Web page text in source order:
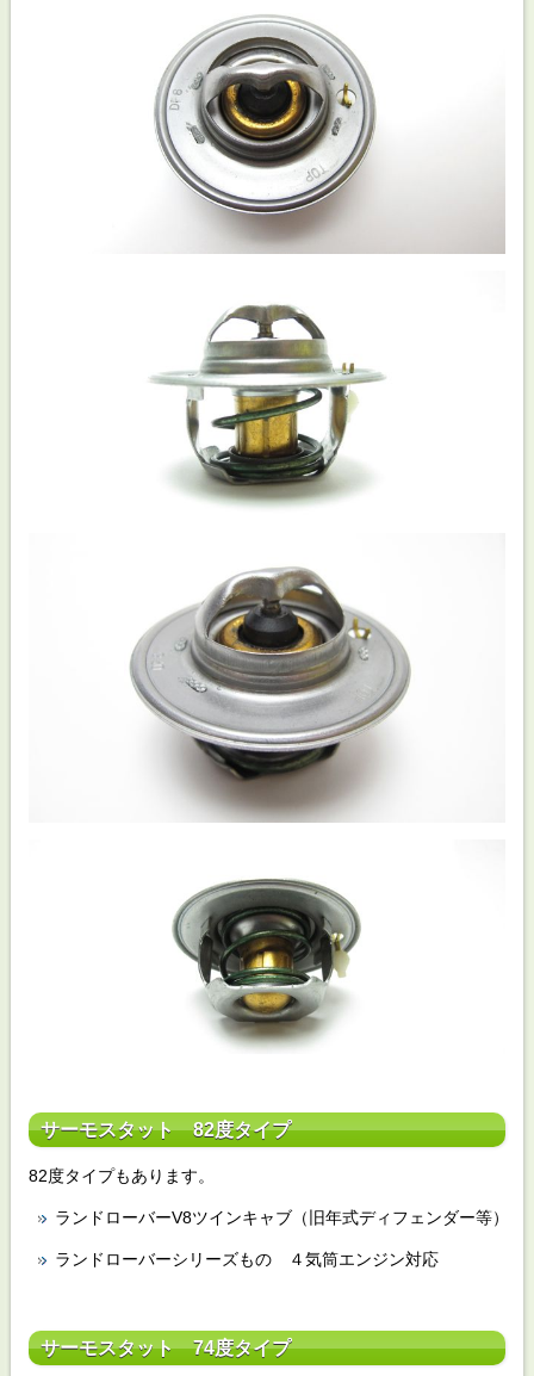
サーモスタット 82度タイプ
82度タイプもあります。
ランドローバーV8ツインキャブ（旧年式ディフェンダー等）
ランドローバーシリーズもの ４気筒エンジン対応
サーモスタット 74度タイプ